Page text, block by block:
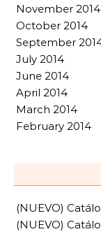
November 2014
October 2014
September
July 2014
June 2014
April 2014
March 2014
February 2014
(NUEVO)
(NUEVO)